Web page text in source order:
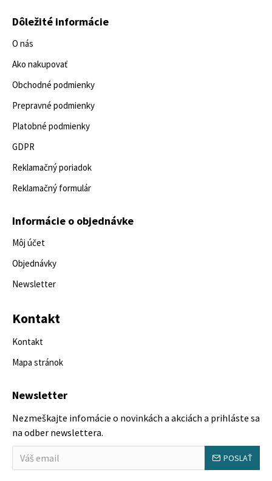
Dôležité informácie
O nás
Ako nakupovať
Obchodné podmienky
Prepravné podmienky
Platobné podmienky
GDPR
Reklamačný poriadok
Reklamačný formulár
Informácie o objednávke
Môj účet
Objednávky
Newsletter
Kontakt
Kontakt
Mapa stránok
Newsletter
Nezmeškajte infomácie o novinkách a akciách a prihláste sa
na odber newslettera.
POSLAŤ